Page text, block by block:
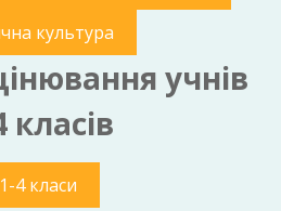
культура
учнів
класів
1-4 класи